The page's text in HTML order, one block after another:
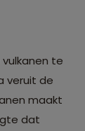
te
veruit de
maakt
dat